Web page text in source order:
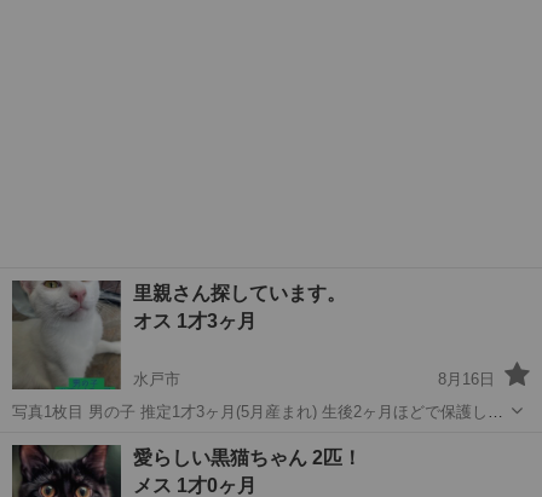
里親さん探しています。
オス 1才3ヶ月
水戸市
8月16日
写真1枚目 男の子 推定1才3ヶ月(5月産まれ) 生後2ヶ月ほどで保護しま
が大きいですが、とても甘えん坊なので 大きな赤ちゃんのようです
（笑） 写真2枚目の...
茨城 水戸市 ワクチン
愛らしい黒猫ちゃん 2匹！
メス 1才0ヶ月